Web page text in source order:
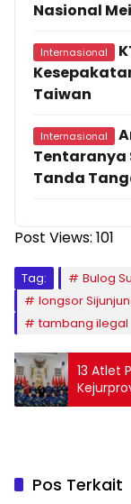
Nasional
Internasional
Taiwan
Internasional
Tentaranya
Tanda
Post Views: 101
Tag: Bulog
longsor
tambang ilegal
13 Atlet
Emas
Pos Terkait